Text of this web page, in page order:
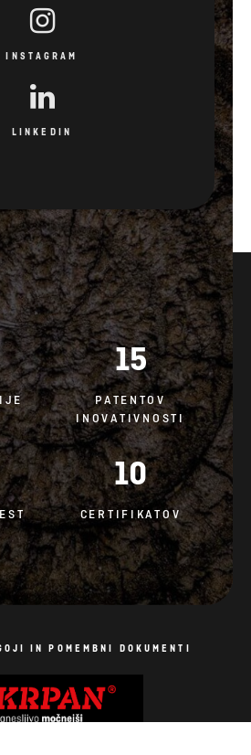
INSTAGRAM
LINKEDIN
15
PATENTOV
INOVATIVNOSTI
10
CERTIFIKATOV
IN POMEMBNI DOKUMENTI